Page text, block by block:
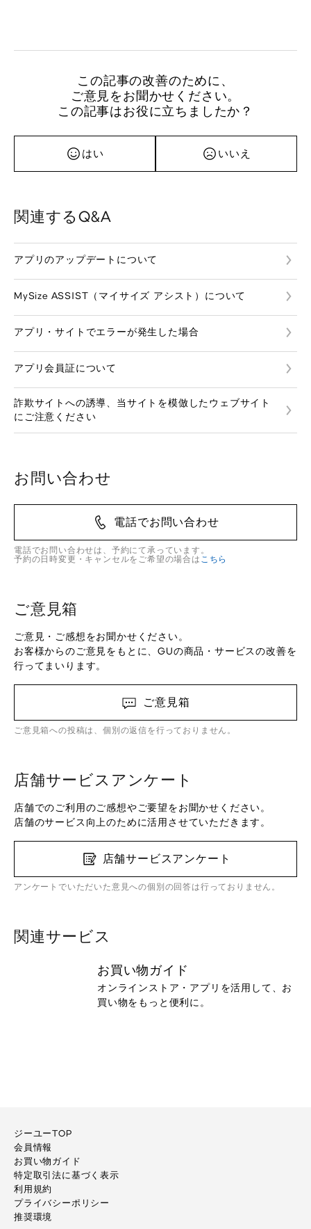
この記事の改善のために、
ご意見をお聞かせください。
この記事はお役に立ちましたか？
はい いいえ
関連するQ&A
アプリのアップデートについて
MySize ASSIST（マイサイズ アシスト）について
アプリ・サイトでエラーが発生した場合
アプリ会員証について
詐欺サイトへの誘導、当サイトを模倣したウェブサイト
にご注意ください
お問い合わせ
電話でお問い合わせ
電話でお問い合わせは、予約にて承っています。
予約の日時変更・キャンセルをご希望の場合は こちら
ご意見箱
ご意見・ご感想をお聞かせください。
お客様からのご意見をもとに、GUの商品・サービスの改善を
行ってまいります。
ご意見箱
ご意見箱への投稿は、個別の返信を行っておりません。
店舗サービスアンケート
店舗でのご利用のご感想やご要望をお聞かせください。
店舗のサービス向上のために活用させていただきます。
店舗サービスアンケート
アンケートでいただいた意見への個別の回答は行っておりません。
関連サービス
お買い物ガイド
オンラインストア・アプリを活用して、お
買い物をもっと便利に。
ジーユーTOP
会員情報
お買い物ガイド
特定取引法に基づく表示
利用規約
プライバシーポリシー
推奨環境